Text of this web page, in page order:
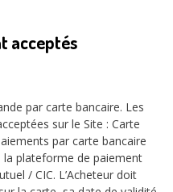
acceptés
par carte bancaire. Les
sur le Site : Carte
par carte bancaire
la plateforme de paiement
/ CIC. L’Acheteur doit